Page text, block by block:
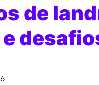
de